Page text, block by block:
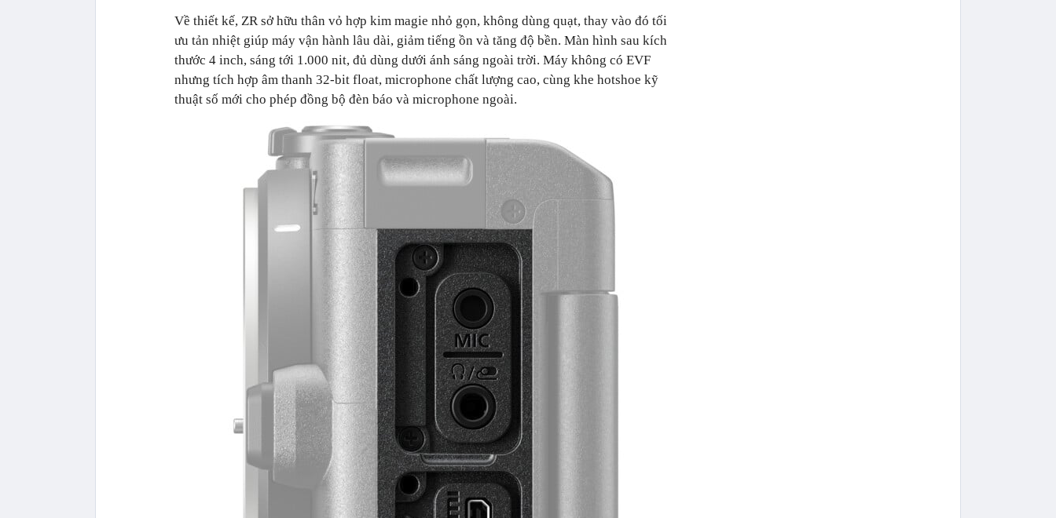
Về thiết kế, ZR sở hữu thân vỏ hợp kim magie nhỏ gọn, không dùng quạt, thay vào đó tối
ưu tản nhiệt giúp máy vận hành lâu dài, giảm tiếng ồn và tăng độ bền. Màn hình sau kích
thước 4 inch, sáng tới 1.000 nit, đủ dùng dưới ánh sáng ngoài trời. Máy không có EVF
nhưng tích hợp âm thanh 32-bit float, microphone chất lượng cao, cùng khe hotshoe kỹ
thuật số mới cho phép đồng bộ đèn báo và microphone ngoài.